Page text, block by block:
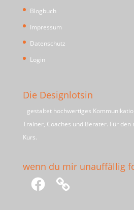
Blogbuch
Impressum
Datenschutz
Login
Die Designlotsin
gestaltet hochwertiges
Trainer, Coaches und Berater. Für
Kurs.
wenn du mir unauffällig
Facebook